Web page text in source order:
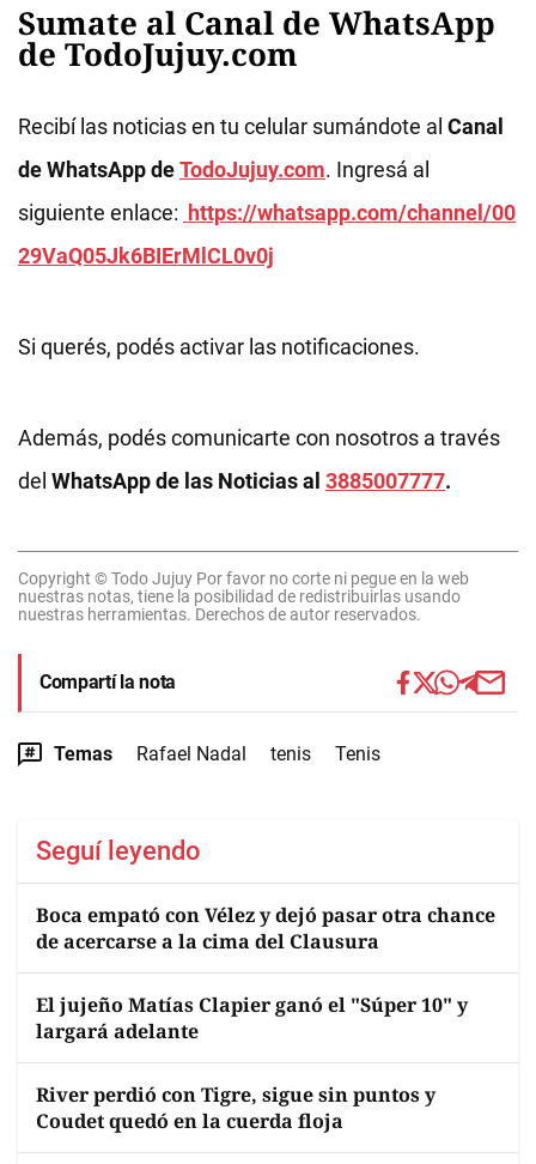
Sumate al Canal de WhatsApp
de TodoJujuy.com
Recibí las noticias en tu celular sumándote al Canal
de WhatsApp deTodoJujuy.com. Ingresá al
siguiente enlace: https://whatsapp.com/channel/00
29VaQ05Jk6BIErMlCL0v0j
Si querés, podés activar las notificaciones.
Además, podés comunicarte con nosotros a través
del WhatsApp de las Noticias al 3885007777.
Copyright © Todo Jujuy Por favor no corte ni pegue en la web
nuestras notas, tiene la posibilidad de redistribuirlas usando
nuestras herramientas. Derechos de autor reservados.
Compartí la nota
Temas Rafael Nadal tenis Tenis
Seguí leyendo
Boca empató con Vélez y dejó pasar otra chance
de acercarse a la cima del Clausura
El jujeño Matías Clapier ganó el "Súper 10" y
largará adelante
River perdió con Tigre, sigue sin puntos y
Coudet quedó en la cuerda floja